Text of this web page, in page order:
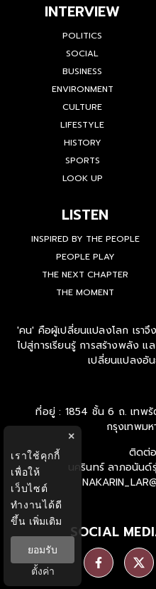
INTERVIEW
POLITICS
SOCIAL
BUSINESS
ENVIRONMENT
CULTURE
LIFESTYLE
HISTORY
SPORTS
LOOK UP
LISTEN
INSPIRED BY THE PEOPLE
PEOPLE PLAY
THE NEXT CHAPTER
THE MOMENT
'คน' คือผู้เปลี่ยนแปลงโลก เราจึ
ไปสู่การเรียนรู้ การสร้างพลัง แ
เปลี่ยนแปลงอั
ที่อยู่ : 1854 ชั้น 6 ถ. เทพรั
กรุงเทพม
ติดต่
นครินทร์ ลาภอนันด์
SOCIAL
×
เราใช้คุกกี้
เพื่อให้
เว็บไซต์
ทำงานได้ดี
ขึ้น เพิ่มเติม
ยอมรับ
ตั้งค่า